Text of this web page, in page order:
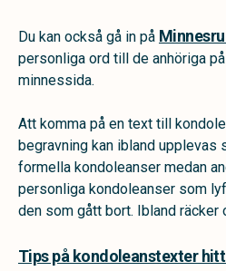
Du kan också gå in på
personliga ord till de anhöriga
minnessida.
Att komma på en text till
begravning kan ibland upplevas
formella kondoleanser medan
personliga kondoleanser som
den som gått bort. Ibland räcker
Tips på kondoleanstexter